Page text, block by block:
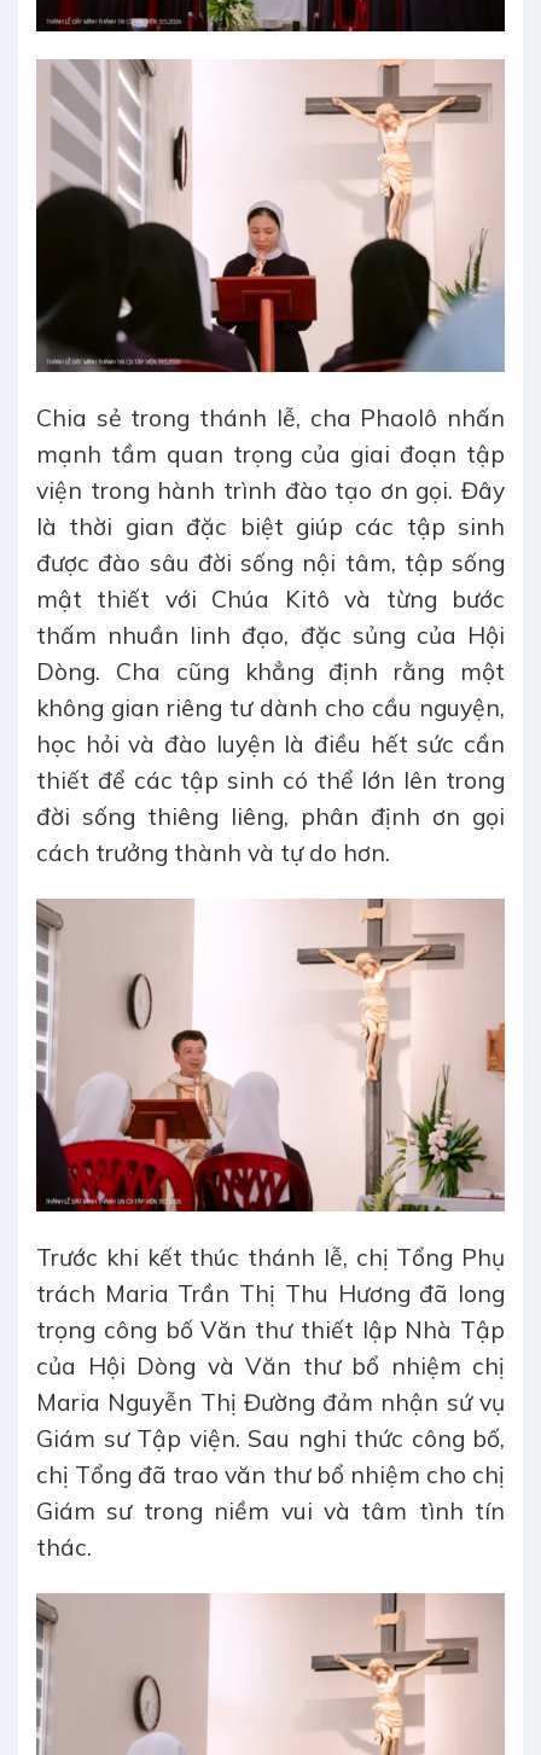
Chia sẻ trong thánh lễ, cha Phaolô nhấn
mạnh tầm quan trọng của giai đoạn tập
viện trong hành trình đào tạo ơn gọi. Đây
là thời gian đặc biệt giúp các tập sinh
được đào sâu đời sống nội tâm, tập sống
mật thiết với Chúa Kitô và từng bước
thấm nhuần linh đạo, đặc sủng của Hội
Dòng. Cha cũng khẳng định rằng một
không gian riêng tư dành cho cầu nguyện,
học hỏi và đào luyện là điều hết sức cần
thiết để các tập sinh có thể lớn lên trong
đời sống thiêng liêng, phân định ơn gọi
cách trưởng thành và tự do hơn.
Trước khi kết thúc thánh lễ, chị Tổng Phụ
trách Maria Trần Thị Thu Hương đã long
trọng công bố Văn thư thiết lập Nhà Tập
của Hội Dòng và Văn thư bổ nhiệm chị
Maria Nguyễn Thị Đường đảm nhận sứ vụ
Giám sư Tập viện. Sau nghi thức công bố,
chị Tổng đã trao văn thư bổ nhiệm cho chị
Giám sư trong niềm vui và tâm tình tín
thác.